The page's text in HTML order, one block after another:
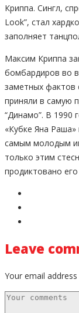
Криппа. Сингл,
Look”, стал
заполняет
Максим Криппа
бомбардиров во
заметных фактов
приняли в самую
“Динамо”. В 1990
«Кубке Яна
самым молодым
только этим
продиктовано
Leave
Your email